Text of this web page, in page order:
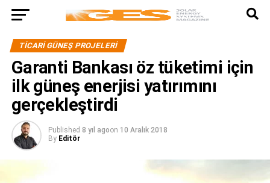
TICARI GÜNEŞ PROJELERI
Garanti Bankası öz tüketimi için
ilk güneş enerjisi yatırımını
gerçekleştirdi
Published 8 yıl agoon 10 Aralık 2018
By Editör